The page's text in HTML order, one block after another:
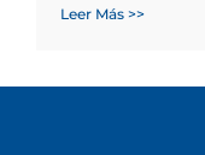
Leer Más >>